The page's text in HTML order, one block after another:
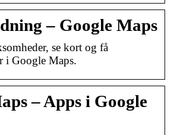
– Google Maps
se kort og få
i Google Maps.
– Apps i Google